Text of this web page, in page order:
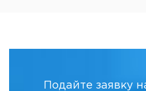
Подайте заявку